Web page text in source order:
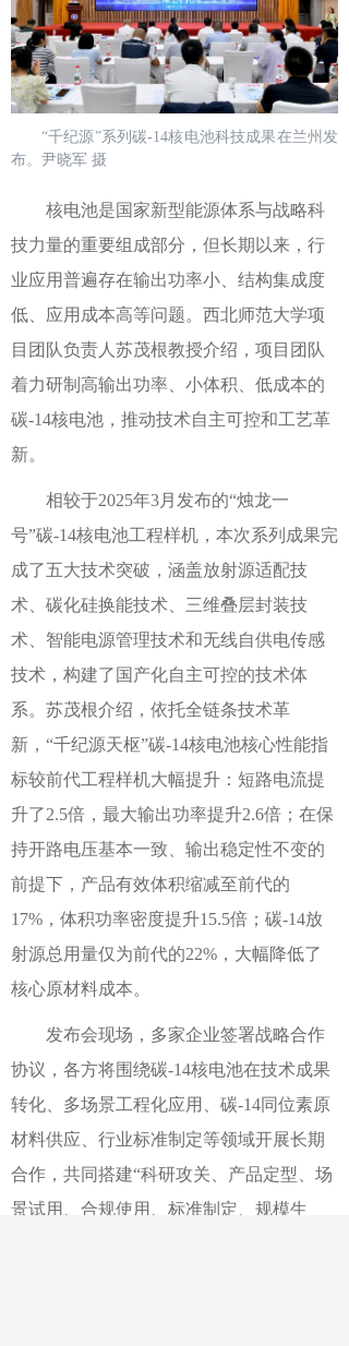
“千纪源”系列碳-14核电池科技成果在兰州发
布。尹晓军 摄
核电池是国家新型能源体系与战略科
技力量的重要组成部分，但长期以来，行
业应用普遍存在输出功率小、结构集成度
低、应用成本高等问题。西北师范大学项
目团队负责人苏茂根教授介绍，项目团队
着力研制高输出功率、小体积、低成本的
碳-14核电池，推动技术自主可控和工艺革
新。
相较于2025年3月发布的“烛龙一
号”碳-14核电池工程样机，本次系列成果完
成了五大技术突破，涵盖放射源适配技
术、碳化硅换能技术、三维叠层封装技
术、智能电源管理技术和无线自供电传感
技术，构建了国产化自主可控的技术体
系。苏茂根介绍，依托全链条技术革
新，“千纪源天枢”碳-14核电池核心性能指
标较前代工程样机大幅提升：短路电流提
升了2.5倍，最大输出功率提升2.6倍；在保
持开路电压基本一致、输出稳定性不变的
前提下，产品有效体积缩减至前代的
17%，体积功率密度提升15.5倍；碳-14放
射源总用量仅为前代的22%，大幅降低了
核心原材料成本。
发布会现场，多家企业签署战略合作
协议，各方将围绕碳-14核电池在技术成果
转化、多场景工程化应用、碳-14同位素原
材料供应、行业标准制定等领域开展长期
合作，共同搭建“科研攻关、产品定型、场
景试用、合规使用、标准制定、规模生